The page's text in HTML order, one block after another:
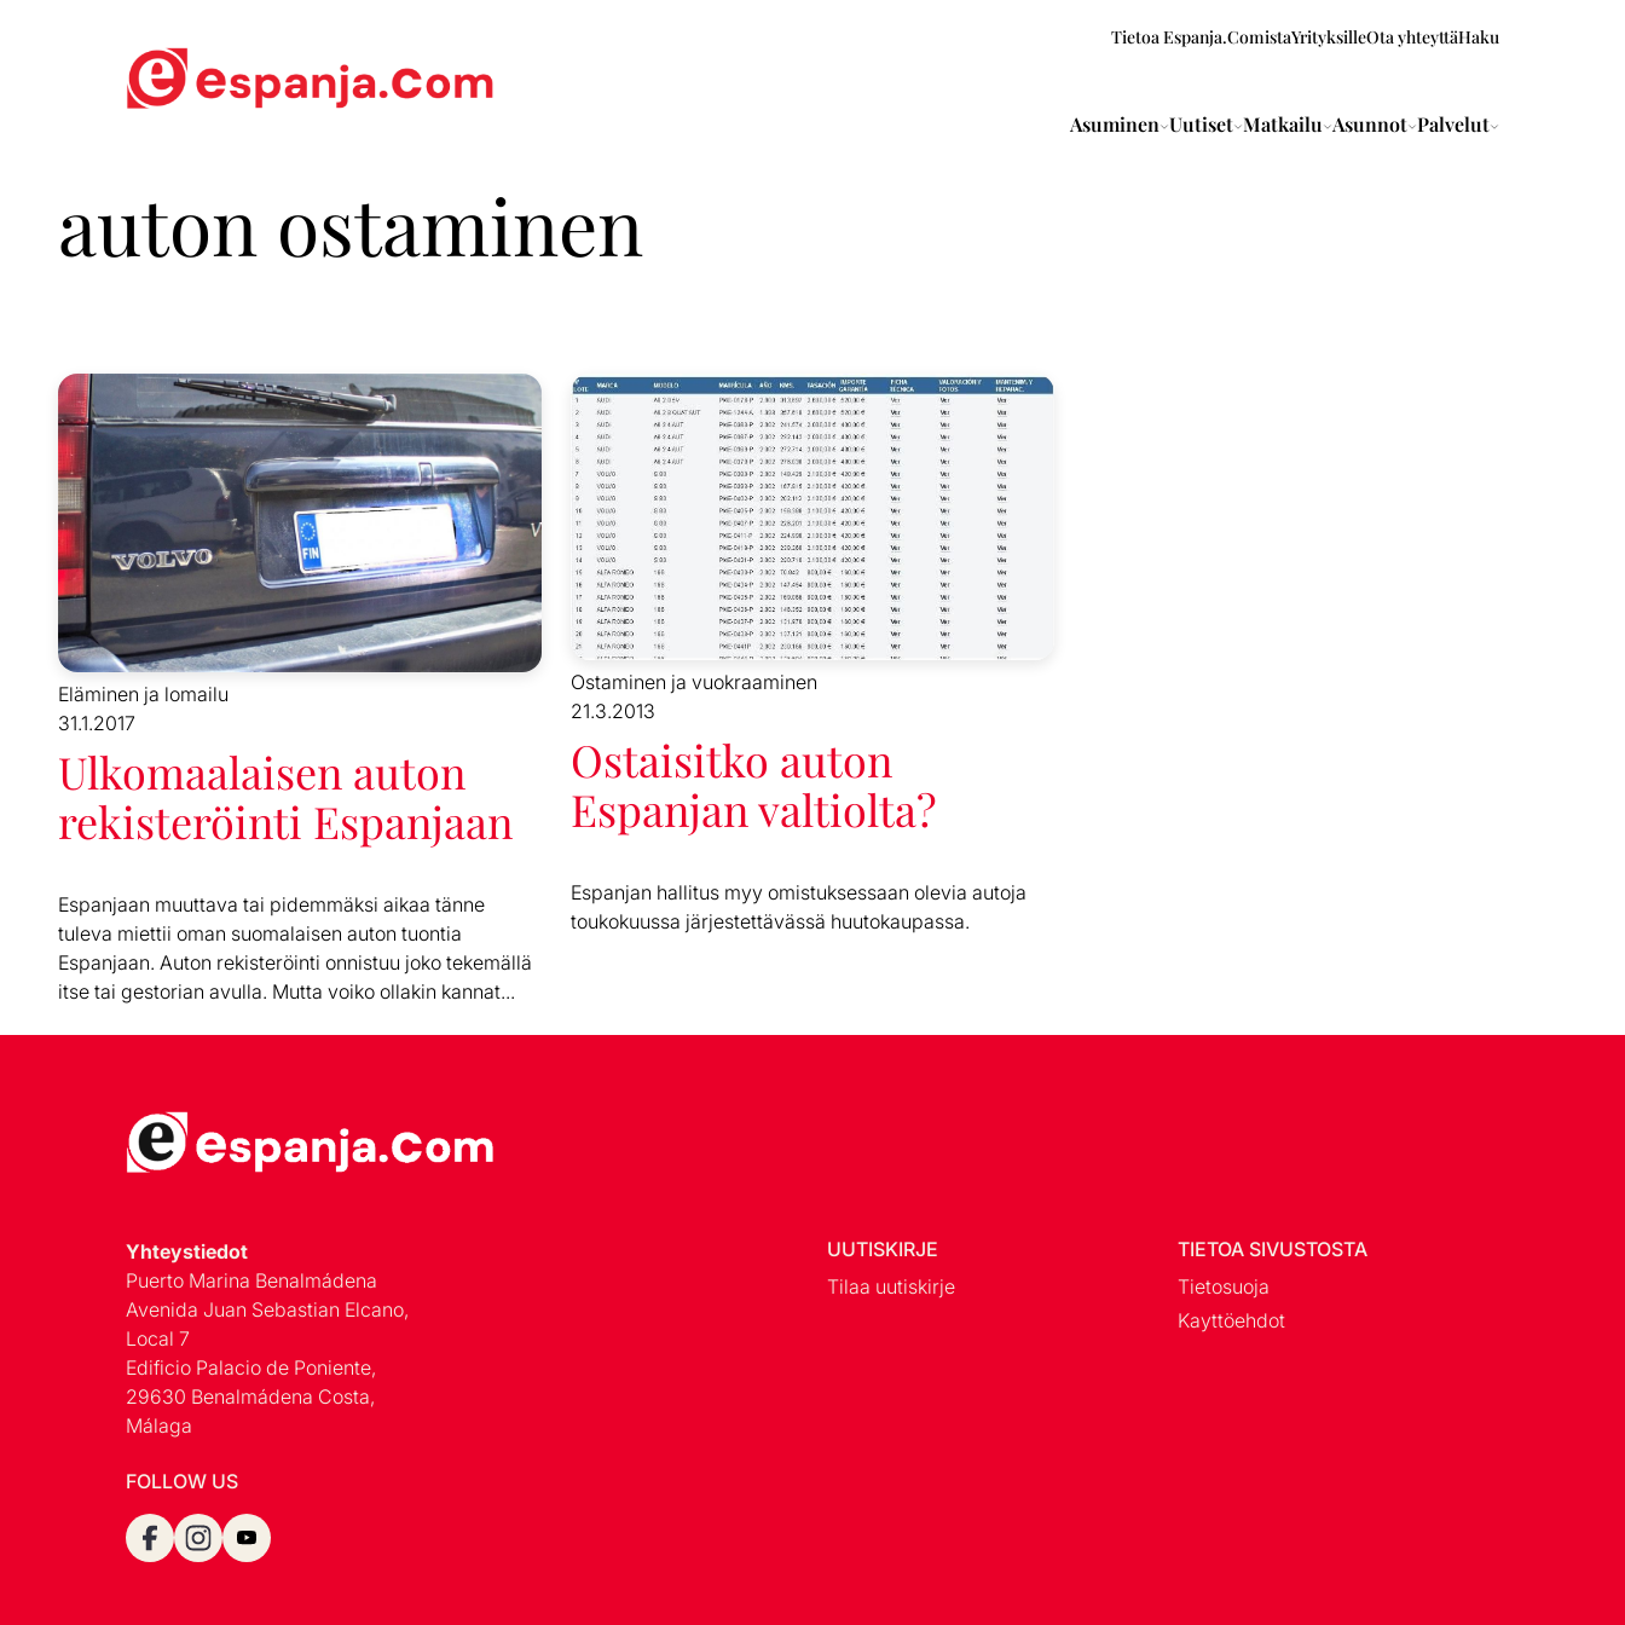
Tietoa Espanja.ComistaYrityksilleOta yhteyttäHaku
Asuminen Uutiset Matkailu Asunnot Palvelut
auton ostaminen
Eläminen ja lomailu
31.1.2017
Ulkomaalaisen auton
rekisteröinti Espanjaan
Espanjaan muuttava tai pidemmäksi aikaa tänne
tuleva miettii oman suomalaisen auton tuontia
Espanjaan. Auton rekisteröinti onnistuu joko tekemällä
itse tai gestorian avulla. Mutta voiko ollakin kannat...
Ostaminen ja vuokraaminen
21.3.2013
Ostaisitko auton
Espanjan valtiolta?
Espanjan hallitus myy omistuksessaan olevia autoja
toukokuussa järjestettävässä huutokaupassa.
Yhteystiedot
Puerto Marina Benalmádena
Avenida Juan Sebastian Elcano,
Local 7
Edificio Palacio de Poniente,
29630 Benalmádena Costa,
Málaga
FOLLOW US
UUTISKIRJE
Tilaa uutiskirje
TIETOA SIVUSTOSTA
Tietosuoja
Kayttöehdot